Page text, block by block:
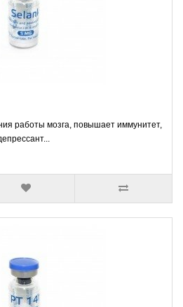
работы мозга, повышает иммунитет,